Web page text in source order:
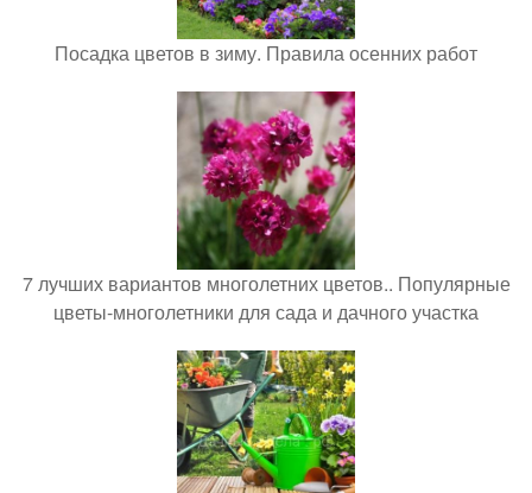
Посадка цветов в зиму. Правила осенних работ
7 лучших вариантов многолетних цветов.. Популярные
цветы-многолетники для сада и дачного участка